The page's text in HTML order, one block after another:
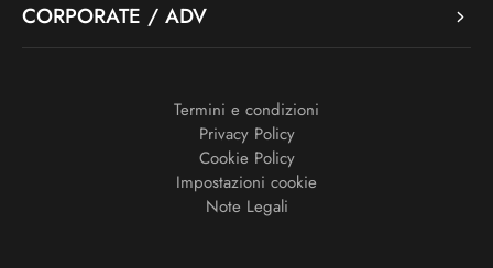
CORPORATE / ADV
Termini e condizioni
Privacy Policy
Cookie Policy
Impostazioni cookie
Note Legali